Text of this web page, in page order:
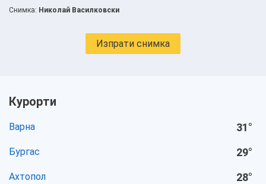
Снимка: Николай Василковски
Изпрати снимка
Курорти
Варна 31°
Бургас 29°
Ахтопол 28°